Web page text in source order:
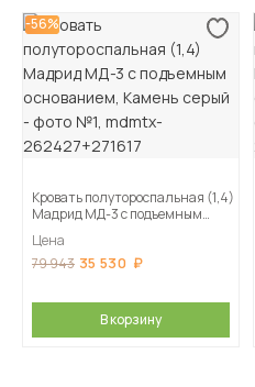
-56%
Кровать полутороспальная (1,4)
Мадрид МД-3 с подъемным
Цена
79 943 35 530
В корзину